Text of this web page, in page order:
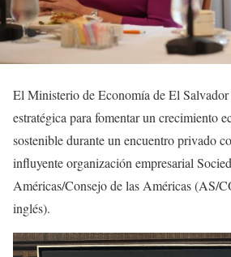
El Ministerio de Economía de El
estratégica para fomentar un crecimiento
sostenible durante un encuentro privado
influyente organización empresarial
Américas/Consejo de las Américas (AS/
inglés).